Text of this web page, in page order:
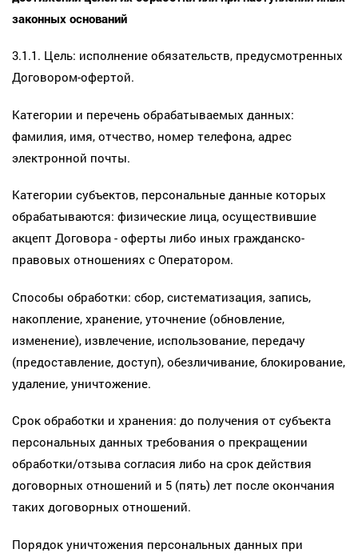
законных оснований
3.1.1. Цель: исполнение обязательств, предусмотренных
Договором-офертой.
Категории и перечень обрабатываемых данных:
фамилия, имя, отчество, номер телефона, адрес
электронной почты.
Категории субъектов, персональные данные которых
обрабатываются: физические лица, осуществившие
акцепт Договора - оферты либо иных гражданско-
правовых отношениях с Оператором.
Способы обработки: сбор, систематизация, запись,
накопление, хранение, уточнение (обновление,
изменение), извлечение, использование, передачу
(предоставление, доступ), обезличивание, блокирование,
удаление, уничтожение.
Срок обработки и хранения: до получения от субъекта
персональных данных требования о прекращении
обработки/отзыва согласия либо на срок действия
договорных отношений и 5 (пять) лет после окончания
таких договорных отношений.
Порядок уничтожения персональных данных при